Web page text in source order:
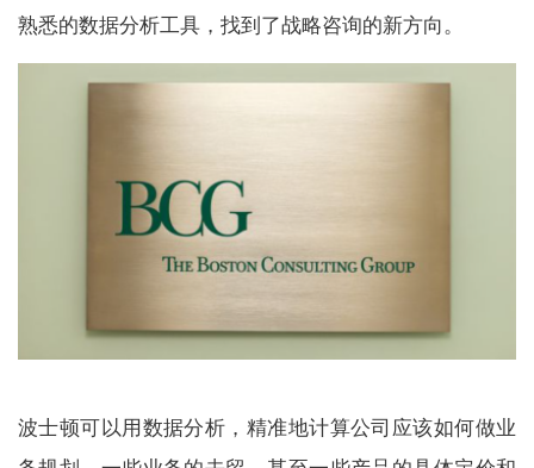
熟悉的数据分析工具，找到了战略咨询的新方向。
波士顿可以用数据分析，精准地计算公司应该如何做业